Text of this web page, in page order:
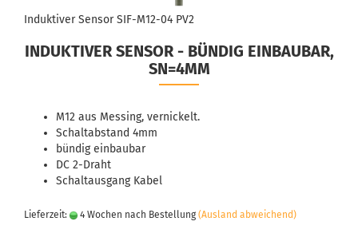
Induktiver Sensor SIF-M12-04 PV2
INDUKTIVER SENSOR - BÜNDIG EINBAUBAR,
SN=4MM
M12 aus Messing, vernickelt.
Schaltabstand 4mm
bündig einbaubar
DC 2-Draht
Schaltausgang Kabel
Lieferzeit: 4 Wochen nach Bestellung (Ausland abweichend)